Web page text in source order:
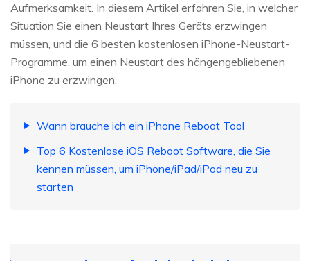
Aufmerksamkeit. In diesem Artikel erfahren Sie, in welcher
Situation Sie einen Neustart Ihres Geräts erzwingen
müssen, und die 6 besten kostenlosen iPhone-Neustart-
Programme, um einen Neustart des hängengebliebenen
iPhone zu erzwingen.
Wann brauche ich ein iPhone Reboot Tool
Top 6 Kostenlose iOS Reboot Software, die Sie
kennen müssen, um iPhone/iPad/iPod neu zu
starten